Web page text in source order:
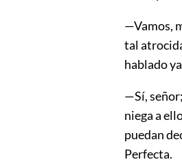
—Vamos,
tal
hablado
—Sí,
niega a
puedan
Perfecta.